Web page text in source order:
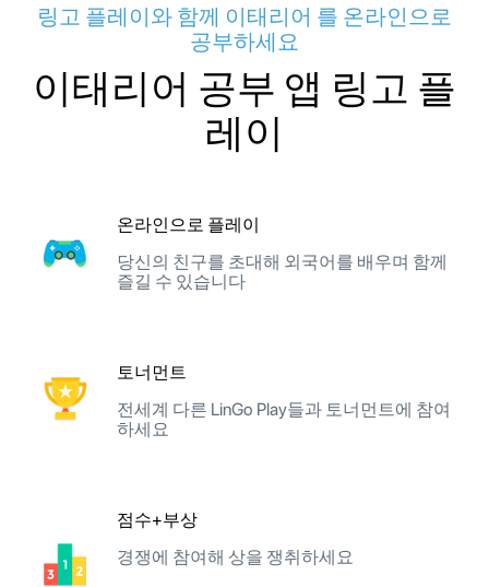
링고 플레이와 함께 이태리어 를 온라인으로
공부하세요
이태리어 공부 앱 링고 플
레이
온라인으로 플레이
당신의 친구를 초대해 외국어를 배우며 함께
즐길 수 있습니다
토너먼트
전세계 다른 LinGo Play들과 토너먼트에 참여
하세요
점수+부상
경쟁에 참여해 상을 쟁취하세요